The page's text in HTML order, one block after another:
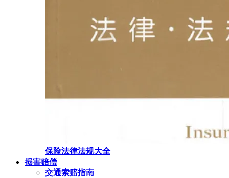
保险法律法规大全
损害赔偿
交通索赔指南